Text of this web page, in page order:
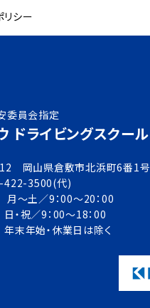
リシー
委員会指定
ドライビングスクール
岡山県倉敷市北浜町6番1号
422-3500(代)
～土／9：00～20：00
日・祝／9：00～18：00
年末年始・休業日は除く